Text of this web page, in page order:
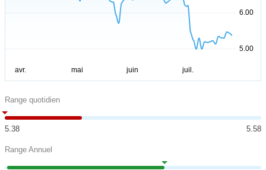
Range quotidien
5.38 5.58
Range Annuel